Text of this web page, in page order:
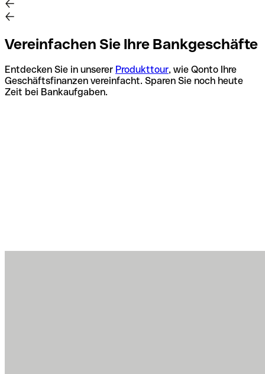
Vereinfachen Sie Ihre Bankgeschäfte
Entdecken Sie in unserer Produkttour, wie Qonto Ihre
Geschäftsfinanzen vereinfacht. Sparen Sie noch heute
Zeit bei Bankaufgaben.